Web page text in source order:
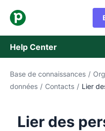
Help Center
Base de connaissances
Contacter l'assistance
Base de connaissances /
données / Contacts / Lier
Lier des